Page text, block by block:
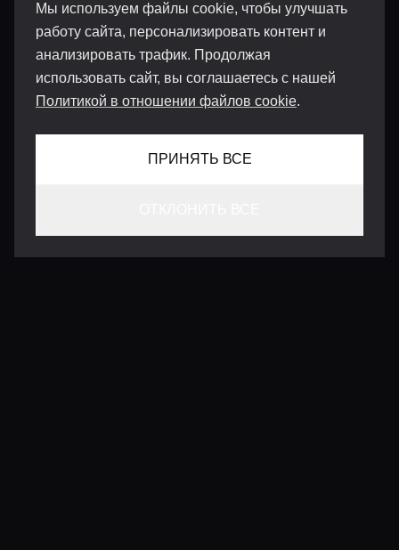
Мы используем файлы cookie, чтобы улучшать
работу сайта, персонализировать контент и
анализировать трафик. Продолжая
использовать сайт, вы соглашаетесь с нашей
Политикой в отношении файлов cookie.
ПРИНЯТЬ ВСЕ